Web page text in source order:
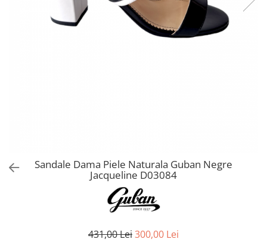
Sandale Dama Piele Naturala Guban Negre
Jacqueline D03084
431,00 Lei300,00 Lei